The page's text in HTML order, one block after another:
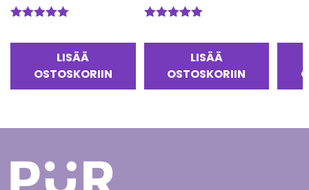
LISÄÄ
OSTOSKORIIN
LISÄÄ
OSTOSKORIIN